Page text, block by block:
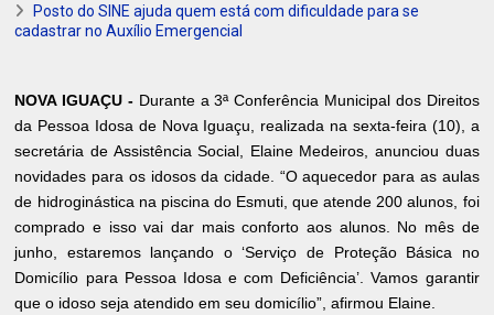
Posto do SINE ajuda quem está com dificuldade para se
cadastrar no Auxílio Emergencial
NOVA IGUAÇU - Durante a 3ª Conferência Municipal dos Direitos
da Pessoa Idosa de Nova Iguaçu, realizada na sexta-feira (10), a
secretária de Assistência Social, Elaine Medeiros, anunciou duas
novidades para os idosos da cidade. “O aquecedor para as aulas
de hidroginástica na piscina do Esmuti, que atende 200 alunos, foi
comprado e isso vai dar mais conforto aos alunos. No mês de
junho, estaremos lançando o ‘Serviço de Proteção Básica no
Domicílio para Pessoa Idosa e com Deficiência’. Vamos garantir
que o idoso seja atendido em seu domicílio”, afirmou Elaine.